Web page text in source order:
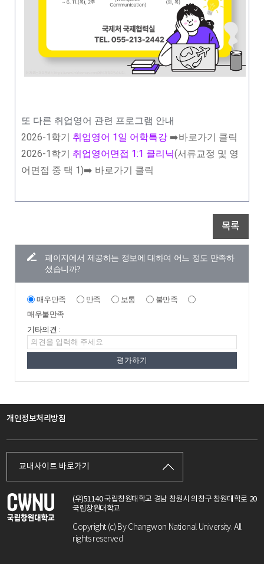
또 다른 취업영어 관련 프로그램 안내
2026-1학기 취업영어 1일 어학특강 ➡️바로가기 클릭
2026-1학기 취업영어면접 1:1 클리닉(서류교정 및 영
어면접 중 택 1)➡️ 바로가기 클릭
목록
페이지에서 제공하는 정보에 대하여 어느 정도 만족하
셨습니까?
매우만족 만족 보통
불만족
매우불만족
기타의견 :
개인정보처리방침
교내사이트 바로가기
(우)51140 국립창원대학교 경남 창원시 의창구 창원대학로 20
국립창원대학교
Copyright (c) By Changwon National University. All
rights reserved